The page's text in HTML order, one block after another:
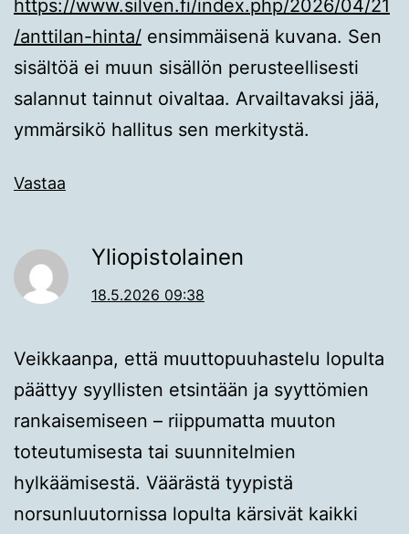
https://www.silven.fi/index.php/2026/04/21
/anttilan-hinta/ ensimmäisenä kuvana. Sen
sisältöä ei muun sisällön perusteellisesti
salannut tainnut oivaltaa. Arvailtavaksi jää,
ymmärsikö hallitus sen merkitystä.
Vastaa
Yliopistolainen
18.5.2026 09:38
Veikkaanpa, että muuttopuuhastelu lopulta
päättyy syyllisten etsintään ja syyttömien
rankaisemiseen – riippumatta muuton
toteutumisesta tai suunnitelmien
hylkäämisestä. Väärästä tyypistä
norsunluutornissa lopulta kärsivät kaikki